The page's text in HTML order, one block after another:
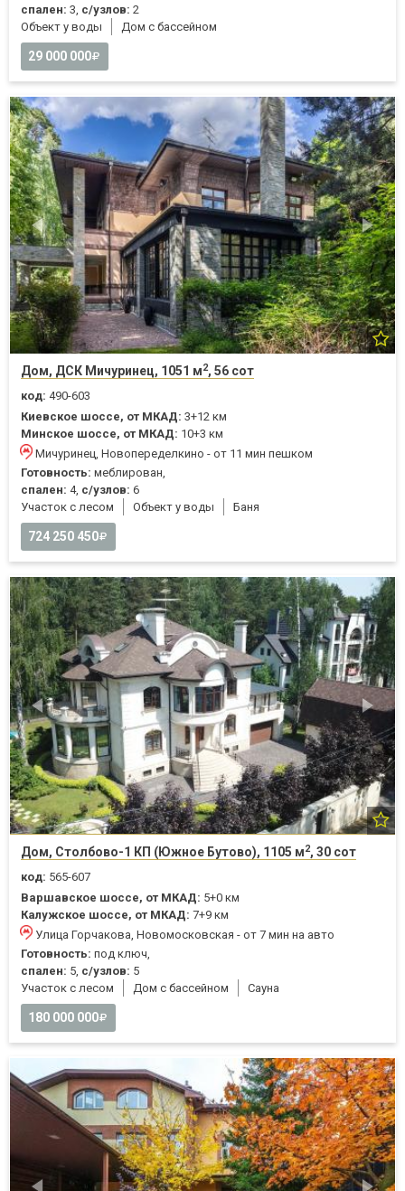
спален: 3, с/узлов: 2
Объект у воды
Дом с бассейном
29 000 000
Дом, ДСК Мичуринец, 1051 м2, 56 сот
код: 490-603
Киевское шоссе, от МКАД: 3+12 км
Минское шоссе, от МКАД: 10+3 км
Мичуринец, Новопеределкино - от 11 мин пешком
Готовность: меблирован,
спален: 4, с/узлов: 6
Участок с лесом
Объект у воды Баня
724 250 450
Дом, Столбово-1 КП (Южное Бутово), 1105 м2, 30 сот
код: 565-607
Варшавское шоссе, от МКАД: 5+0 км
Калужское шоссе, от МКАД: 7+9 км
Улица Горчакова, Новомосковская - от 7 мин на авто
Готовность: под ключ,
спален: 5, с/узлов: 5
Участок с лесом
Дом с бассейном Cауна
180 000 000